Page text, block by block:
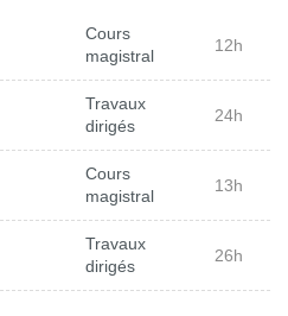
Cours
magistral
12h
Travaux
dirigés
24h
Cours
magistral
13h
Travaux
dirigés
26h